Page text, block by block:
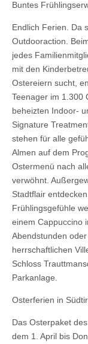
Buntes
Endlich Ferien. Da
Outdooraction.
jedes
mit den
Ostereiern sucht,
Teenager im 1.300
beheizten Indoor-
Signature
stehen für alle
Almen auf dem
Ostermenü nach
verwöhnt.
Stadtflair
Frühlingsgefühle
einem Cappuccino
Abendstunden
herrschaftlichen
Schloss
Parkanlage.
Osterferien in
Das Osterpaket
dem 1. April bis